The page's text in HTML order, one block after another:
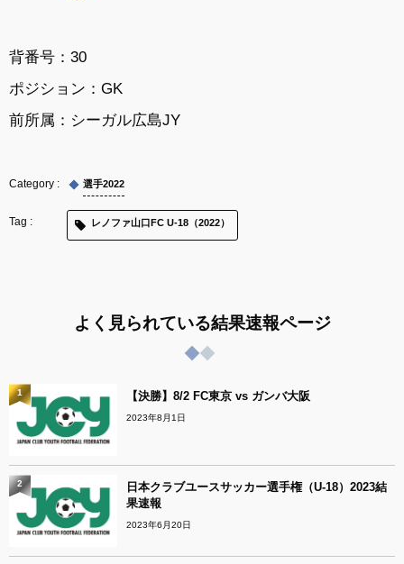
背番号：30
ポジション：GK
前所属：シーガル広島JY
選手2022
レノファ山口FC U-18（2022）
よく見られている結果速報ページ
【決勝】8/2 FC東京 vs ガンバ大阪
2023年8月1日
1
日本クラブユースサッカー選手権（U-18）2023結
果速報
2023年6月20日
2